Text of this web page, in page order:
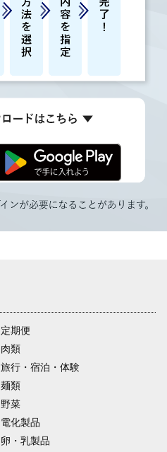
定期便
肉類
旅行・宿泊・体験
麺類
野菜
電化製品
卵・乳製品